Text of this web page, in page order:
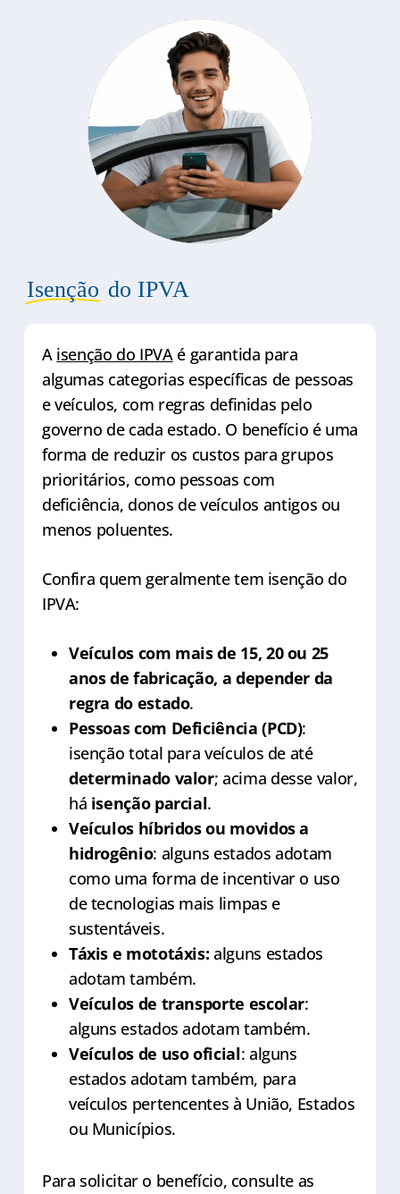
Isenção do IPVA
A isenção do IPVA é garantida para
algumas categorias específicas de pessoas
e veículos, com regras definidas pelo
governo de cada estado. O benefício é uma
forma de reduzir os custos para grupos
prioritários, como pessoas com
deficiência, donos de veículos antigos ou
menos poluentes.
Confira quem geralmente tem isenção do
IPVA:
Veículos com mais de 15, 20 ou 25
anos de fabricação, a depender da
regra do estado.
Pessoas com Deficiência (PCD):
isenção total para veículos de até
determinado valor; acima desse valor,
há isenção parcial.
Veículos híbridos ou movidos a
hidrogênio: alguns estados adotam
como uma forma de incentivar o uso
de tecnologias mais limpas e
sustentáveis.
Táxis e mototáxis: alguns estados
adotam também.
Veículos de transporte escolar:
alguns estados adotam também.
Veículos de uso oficial: alguns
estados adotam também, para
veículos pertencentes à União, Estados
ou Municípios.
Para solicitar o benefício, consulte as